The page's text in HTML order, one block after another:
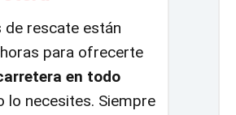
de rescate están
para ofrecerte
en todo
lo necesites. Siempre